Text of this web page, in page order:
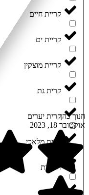
קריית חיים
קריית ים
קריית מוצקין
קרית גת
קרית יערים
קרית מלאכי
רחובות
חנוך כהן
אוקטובר 18, 2023